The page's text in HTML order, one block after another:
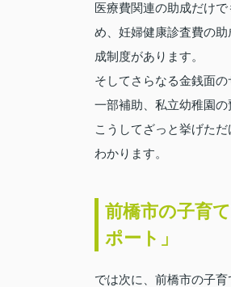
医療費関連の助成だけ
め、妊婦健康診査費の
成制度があります。
そしてさらなる金銭面
一部補助、私立幼稚園
こうしてざっと挙げた
わかります。
前橋市の子育
ポート」
では次に、前橋市の子